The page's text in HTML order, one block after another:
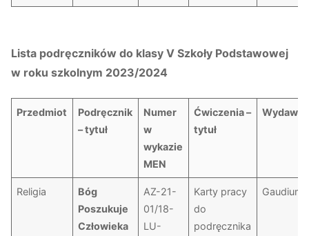
Lista podręczników do klasy V Szkoły Podstawowej
w roku szkolnym 2023/2024
Przedmiot
Podręcznik
– tytuł
Numer
w
wykazie
MEN
Ćwiczenia –
tytuł
Religia
Bóg
Poszukuje
Człowieka
AZ-21-
01/18-
LU-
Karty pracy
do
podręcznika
Gaudium